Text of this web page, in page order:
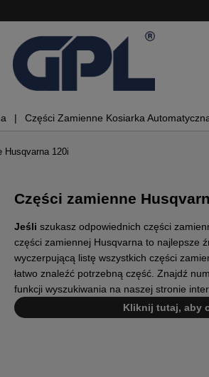
Części Zamienne Kosiarka
Husqvarna 120i
Części zamienne
Jeśli szukasz odpowiednich części
części zamiennej Husqvarna to najlepsze
wyczerpującą listę wszystkich części
łatwo znaleźć potrzebną część. Znajdź
funkcji wyszukiwania na naszej stronie
Kliknij tutaj, aby